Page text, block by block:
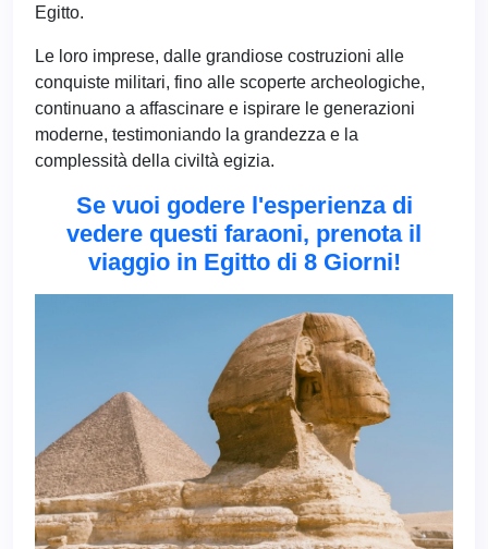
Egitto.
Le loro imprese, dalle grandiose costruzioni alle
conquiste militari, fino alle scoperte archeologiche,
continuano a affascinare e ispirare le generazioni
moderne, testimoniando la grandezza e la
complessità della civiltà egizia.
Se vuoi godere l'esperienza di
vedere questi faraoni, prenota il
viaggio in Egitto di 8 Giorni!